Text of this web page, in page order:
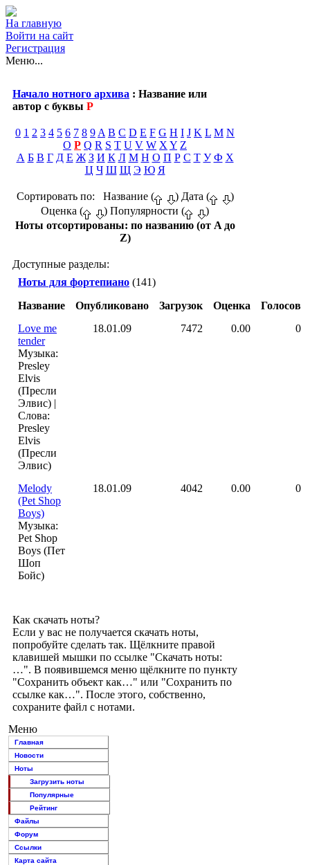
На главную
Войти на сайт
Регистрация
Меню...
Начало нотного архива : Название или
автор с буквы P
0 1 2 3 4 5 6 7 8 9 A B C D E F G H I J K L M N
O P Q R S T U V W X Y Z
А Б В Г Д Е Ж З И К Л М Н О П Р С Т У Ф Х
Ц Ч Ш Щ Э Ю Я
Сортировать по: Название ( ) Дата (
)
Оценка (
) Популярности (
)
Ноты отсортированы: по названию (от A до
Z)
Доступные разделы:
Ноты для фортепиано (141)
Название
Опубликовано Загрузок Оценка
Голосов
Love me
tender
Музыка:
Presley
Elvis
(Пресли
Элвис) |
Слова:
Presley
Elvis
(Пресли
Элвис)
18.01.09 7472 0.00 0
Melody
(Pet Shop
Boys)
Музыка:
Pet Shop
Boys (Пет
Шоп
Бойс)
18.01.09 4042 0.00 0
Как скачать ноты?
Если у вас не получается скачать ноты,
попробуйте сделать так. Щёлкните правой
клавишей мышки по ссылке "Скачать ноты:
…". В появившемся меню щёлкните по пункту
"Сохранить объект как…" или "Сохранить по
ссылке как…". После этого, собственно,
сохраните файл с нотами.
Меню
Главная
Новости
Ноты
Загрузить ноты
Популярные
Рейтинг
Файлы
Форум
Ссылки
Карта сайта